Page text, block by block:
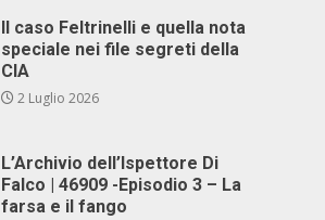
Il caso Feltrinelli e quella nota
speciale nei file segreti della
CIA
2 Luglio 2026
L’Archivio dell’Ispettore Di
Falco | 46909 -Episodio 3 – La
farsa e il fango